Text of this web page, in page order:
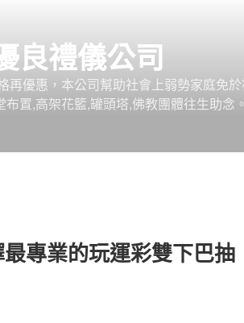
良禮儀公司
再優惠，本公司幫助社會上弱勢家庭免
置,高架花籃,罐頭塔,佛教團體往生助念。
專業的玩運彩雙下巴抽